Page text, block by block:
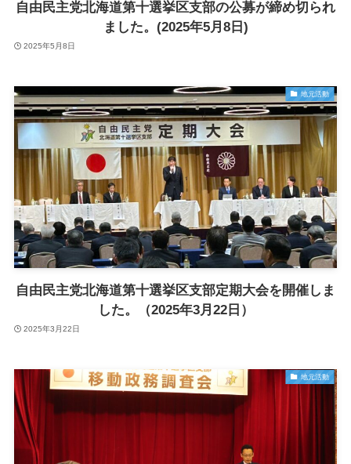
自由民主党北海道第十選挙区支部の公募が締め切られ
ました。(2025年5月8日)
2025年5月8日
地元活動
自由民主党北海道第十選挙区支部定期大会を開催しま
した。（2025年3月22日）
2025年3月22日
地元活動